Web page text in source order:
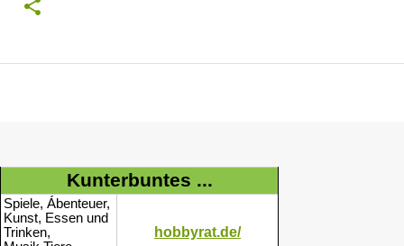
Kunterbuntes ...
Spiele, Ábenteuer,
Kunst, Essen und
Trinken,
hobbyrat.de/